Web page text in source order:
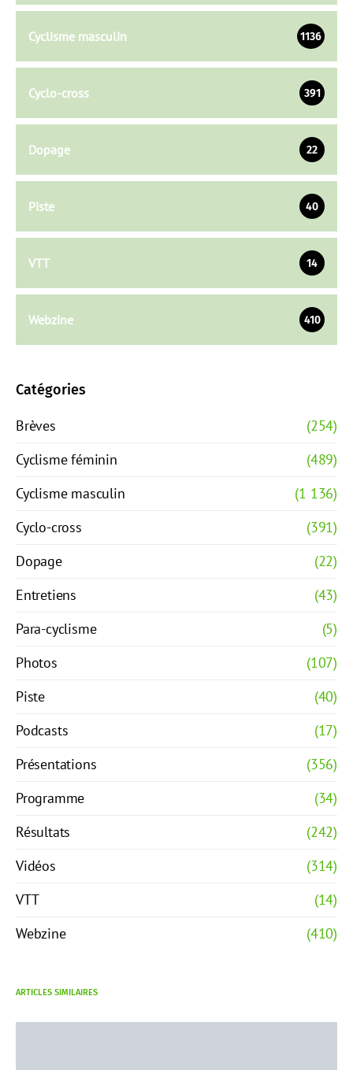
Cyclisme masculin 1136
Cyclo-cross 391
Dopage 22
Piste 40
VTT 14
Webzine 410
Catégories
Brèves
(254)
Cyclisme féminin
(489)
Cyclisme masculin
(1 136)
Cyclo-cross
(391)
Dopage
(22)
Entretiens
(43)
Para-cyclisme
(5)
Photos
(107)
Piste
(40)
Podcasts
(17)
Présentations
(356)
Programme
(34)
Résultats
(242)
Vidéos
(314)
VTT
(14)
Webzine
(410)
ARTICLES SIMILAIRES